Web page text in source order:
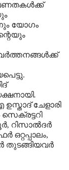
യോഗം
ചേളാരി
റിസാല്‍ദര്‍